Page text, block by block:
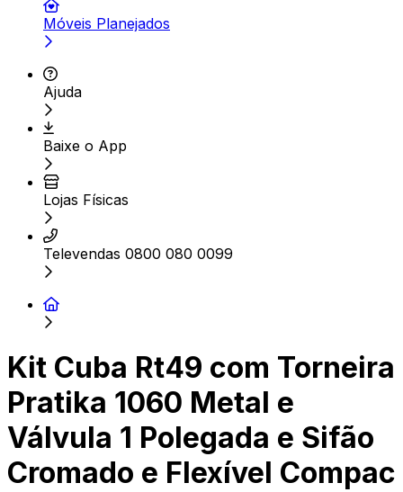
Móveis Planejados
Ajuda
Baixe o App
Lojas Físicas
Televendas 0800 080 0099
Kit Cuba Rt49 com Torneira
Pratika 1060 Metal e
Válvula 1 Polegada e Sifão
Cromado e Flexível Compac